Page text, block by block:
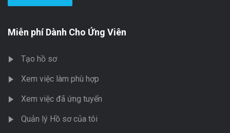
Miễn phí Dành Cho Ứng Viên
Tạo hồ sơ
Xem việc làm phù hợp
Xem việc đã ứng tuyển
Quản lý Hồ sơ của tôi